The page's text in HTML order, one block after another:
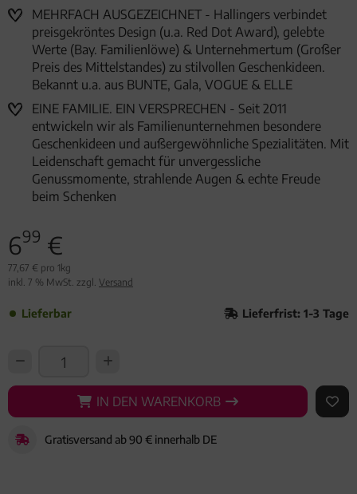
MEHRFACH AUSGEZEICHNET - Hallingers verbindet
preisgekröntes Design (u.a. Red Dot Award), gelebte
Werte (Bay. Familienlöwe) & Unternehmertum (Großer
Preis des Mittelstandes) zu stilvollen Geschenkideen.
Bekannt u.a. aus BUNTE, Gala, VOGUE & ELLE
EINE FAMILIE. EIN VERSPRECHEN - Seit 2011
entwickeln wir als Familienunternehmen besondere
Geschenkideen und außergewöhnliche Spezialitäten. Mit
Leidenschaft gemacht für unvergessliche
Genussmomente, strahlende Augen & echte Freude
beim Schenken
699 €
77,67 € pro 1kg
inkl. 7 % MwSt. zzgl. Versand
Lieferbar Lieferfrist: 1-3 Tage
IN DEN WARENKORB
IN DEN WARENKORB AUF
Gratisversand ab 90 € innerhalb DE